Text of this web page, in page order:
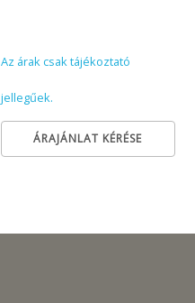
Az árak csak tájékoztató
jellegűek.
ÁRAJÁNLAT KÉRÉSE